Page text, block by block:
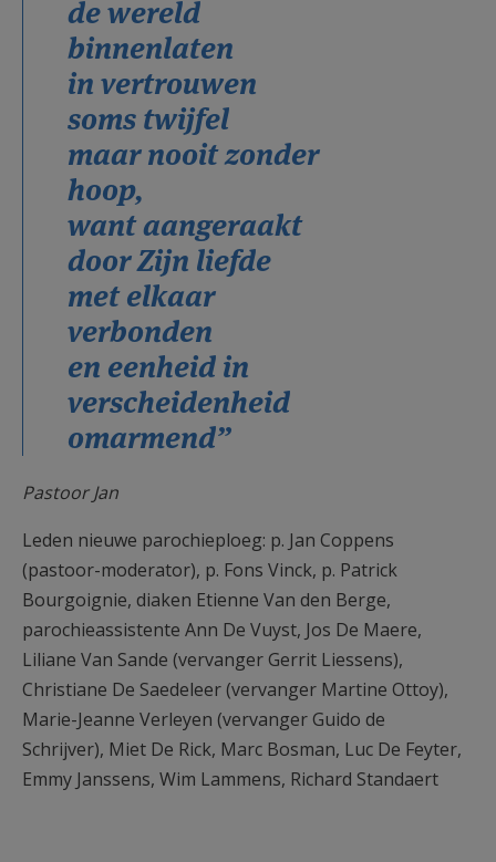
de wereld
binnenlaten
in vertrouwen
soms twijfel
maar nooit zonder
hoop,
want aangeraakt
door Zijn liefde
met elkaar
verbonden
en eenheid in
verscheidenheid
omarmend”
Pastoor Jan
Leden nieuwe parochieploeg: p. Jan Coppens
(pastoor-moderator), p. Fons Vinck, p. Patrick
Bourgoignie, diaken Etienne Van den Berge,
parochieassistente Ann De Vuyst, Jos De Maere,
Liliane Van Sande (vervanger Gerrit Liessens),
Christiane De Saedeleer (vervanger Martine Ottoy),
Marie-Jeanne Verleyen (vervanger Guido de
Schrijver), Miet De Rick, Marc Bosman, Luc De Feyter,
Emmy Janssens, Wim Lammens, Richard Standaert